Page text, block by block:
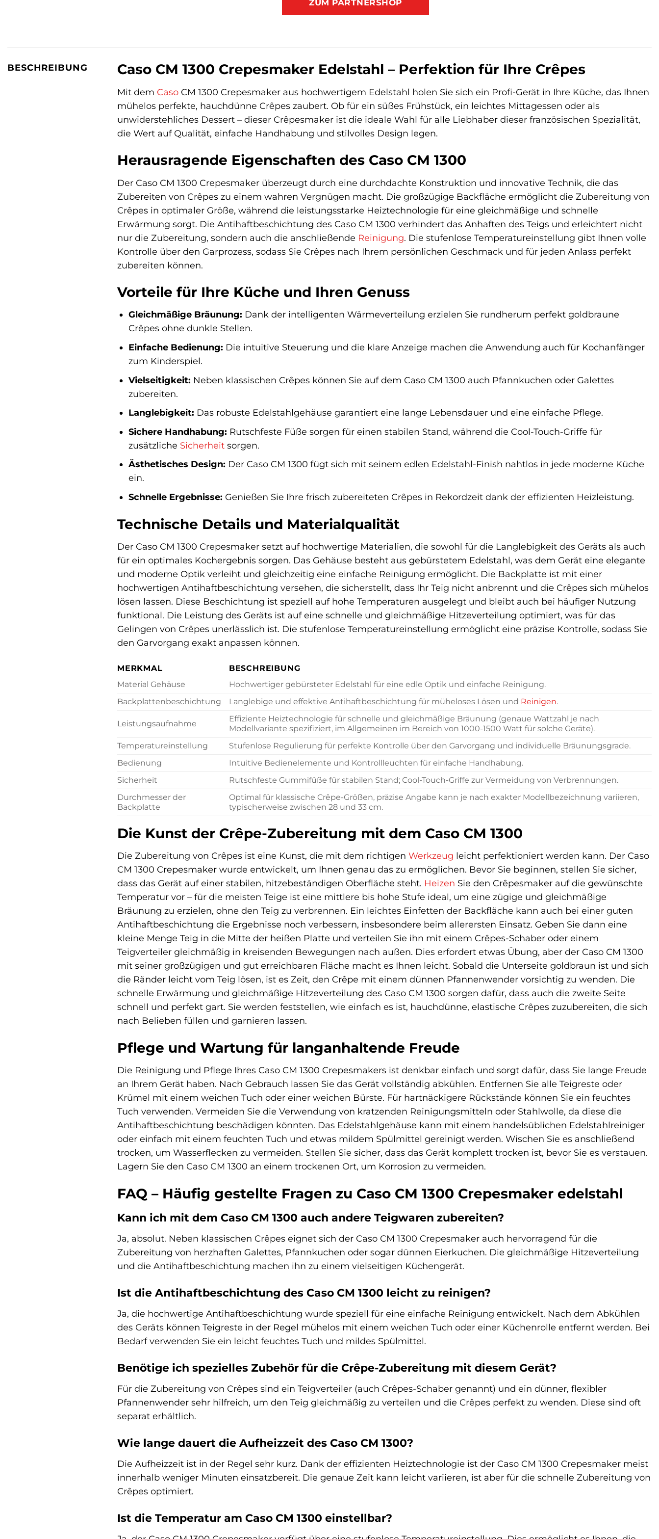
ZUM PARTNERSHOP
BESCHREIBUNG Caso CM 1300 Crepesmaker Edelstahl – Perfektion für Ihre Crêpes
Mit dem Caso CM 1300 Crepesmaker aus hochwertigem Edelstahl holen Sie sich ein Profi-Gerät in Ihre Küche, das Ihnen
mühelos perfekte, hauchdünne Crêpes zaubert. Ob für ein süßes Frühstück, ein leichtes Mittagessen oder als
unwiderstehliches Dessert – dieser Crêpesmaker ist die ideale Wahl für alle Liebhaber dieser französischen Spezialität,
die Wert auf Qualität, einfache Handhabung und stilvolles Design legen.
Herausragende Eigenschaften des Caso CM 1300
Der Caso CM 1300 Crepesmaker überzeugt durch eine durchdachte Konstruktion und innovative Technik, die das
Zubereiten von Crêpes zu einem wahren Vergnügen macht. Die großzügige Backfläche ermöglicht die Zubereitung von
Crêpes in optimaler Größe, während die leistungsstarke Heiztechnologie für eine gleichmäßige und schnelle
Erwärmung sorgt. Die Antihaftbeschichtung des Caso CM 1300 verhindert das Anhaften des Teigs und erleichtert nicht
nur die Zubereitung, sondern auch die anschließende Reinigung. Die stufenlose Temperatureinstellung gibt Ihnen volle
Kontrolle über den Garprozess, sodass Sie Crêpes nach Ihrem persönlichen Geschmack und für jeden Anlass perfekt
zubereiten können.
Vorteile für Ihre Küche und Ihren Genuss
Gleichmäßige Bräunung: Dank der intelligenten Wärmeverteilung erzielen Sie rundherum perfekt goldbraune
Crêpes ohne dunkle Stellen.
Einfache Bedienung: Die intuitive Steuerung und die klare Anzeige machen die Anwendung auch für Kochanfänger
zum Kinderspiel.
Vielseitigkeit: Neben klassischen Crêpes können Sie auf dem Caso CM 1300 auch Pfannkuchen oder Galettes
zubereiten.
Langlebigkeit: Das robuste Edelstahlgehäuse garantiert eine lange Lebensdauer und eine einfache Pflege.
Sichere Handhabung: Rutschfeste Füße sorgen für einen stabilen Stand, während die Cool-Touch-Griffe für
zusätzliche Sicherheitsorgen.
Ästhetisches Design: Der Caso CM 1300 fügt sich mit seinem edlen Edelstahl-Finish nahtlos in jede moderne Küche
ein.
Schnelle Ergebnisse: Genießen Sie Ihre frisch zubereiteten Crêpes in Rekordzeit dank der effizienten Heizleistung.
Technische Details und Materialqualität
Der Caso CM 1300 Crepesmaker setzt auf hochwertige Materialien, die sowohl für die Langlebigkeit des Geräts als auch
für ein optimales Kochergebnis sorgen. Das Gehäuse besteht aus gebürstetem Edelstahl, was dem Gerät eine elegante
und moderne Optik verleiht und gleichzeitig eine einfache Reinigung ermöglicht. Die Backplatte ist mit einer
hochwertigen Antihaftbeschichtung versehen, die sicherstellt, dass Ihr Teig nicht anbrennt und die Crêpes sich mühelos
lösen lassen. Diese Beschichtung ist speziell auf hohe Temperaturen ausgelegt und bleibt auch bei häufiger Nutzung
funktional. Die Leistung des Geräts ist auf eine schnelle und gleichmäßige Hitzeverteilung optimiert, was für das
Gelingen von Crêpes unerlässlich ist. Die stufenlose Temperatureinstellung ermöglicht eine präzise Kontrolle, sodass Sie
den Garvorgang exakt anpassen können.
MERKMAL
BESCHREIBUNG
Material Gehäuse
Hochwertiger gebürsteter Edelstahl für eine edle Optik und einfache Reinigung.
Backplattenbeschichtung
Langlebige und effektive Antihaftbeschichtung für müheloses Lösen und Reinigen.
Leistungsaufnahme
Effiziente Heiztechnologie für schnelle und gleichmäßige Bräunung (genaue Wattzahl je nach
Modellvariante spezifiziert, im Allgemeinen im Bereich von 1000-1500 Watt für solche Geräte).
Temperatureinstellung
Stufenlose Regulierung für perfekte Kontrolle über den Garvorgang und individuelle Bräunungsgrade.
Bedienung
Intuitive Bedienelemente und Kontrollleuchten für einfache Handhabung.
Sicherheit
Rutschfeste Gummifüße für stabilen Stand; Cool-Touch-Griffe zur Vermeidung von Verbrennungen.
Durchmesser der
Backplatte
Optimal für klassische Crêpe-Größen, präzise Angabe kann je nach exakter Modellbezeichnung variieren,
typischerweise zwischen 28 und 33 cm.
Die Kunst der Crêpe-Zubereitung mit dem Caso CM 1300
Die Zubereitung von Crêpes ist eine Kunst, die mit dem richtigen Werkzeug leicht perfektioniert werden kann. Der Caso
CM 1300 Crepesmaker wurde entwickelt, um Ihnen genau das zu ermöglichen. Bevor Sie beginnen, stellen Sie sicher,
dass das Gerät auf einer stabilen, hitzebeständigen Oberfläche steht. Heizen Sie den Crêpesmaker auf die gewünschte
Temperatur vor – für die meisten Teige ist eine mittlere bis hohe Stufe ideal, um eine zügige und gleichmäßige
Bräunung zu erzielen, ohne den Teig zu verbrennen. Ein leichtes Einfetten der Backfläche kann auch bei einer guten
Antihaftbeschichtung die Ergebnisse noch verbessern, insbesondere beim allerersten Einsatz. Geben Sie dann eine
kleine Menge Teig in die Mitte der heißen Platte und verteilen Sie ihn mit einem Crêpes-Schaber oder einem
Teigverteiler gleichmäßig in kreisenden Bewegungen nach außen. Dies erfordert etwas Übung, aber der Caso CM 1300
mit seiner großzügigen und gut erreichbaren Fläche macht es Ihnen leicht. Sobald die Unterseite goldbraun ist und sich
die Ränder leicht vom Teig lösen, ist es Zeit, den Crêpe mit einem dünnen Pfannenwender vorsichtig zu wenden. Die
schnelle Erwärmung und gleichmäßige Hitzeverteilung des Caso CM 1300 sorgen dafür, dass auch die zweite Seite
schnell und perfekt gart. Sie werden feststellen, wie einfach es ist, hauchdünne, elastische Crêpes zuzubereiten, die sich
nach Belieben füllen und garnieren lassen.
Pflege und Wartung für langanhaltende Freude
Die Reinigung und Pflege Ihres Caso CM 1300 Crepesmakers ist denkbar einfach und sorgt dafür, dass Sie lange Freude
an Ihrem Gerät haben. Nach Gebrauch lassen Sie das Gerät vollständig abkühlen. Entfernen Sie alle Teigreste oder
Krümel mit einem weichen Tuch oder einer weichen Bürste. Für hartnäckigere Rückstände können Sie ein feuchtes
Tuch verwenden. Vermeiden Sie die Verwendung von kratzenden Reinigungsmitteln oder Stahlwolle, da diese die
Antihaftbeschichtung beschädigen könnten. Das Edelstahlgehäuse kann mit einem handelsüblichen Edelstahlreiniger
oder einfach mit einem feuchten Tuch und etwas mildem Spülmittel gereinigt werden. Wischen Sie es anschließend
trocken, um Wasserflecken zu vermeiden. Stellen Sie sicher, dass das Gerät komplett trocken ist, bevor Sie es verstauen.
Lagern Sie den Caso CM 1300 an einem trockenen Ort, um Korrosion zu vermeiden.
FAQ – Häufig gestellte Fragen zu Caso CM 1300 Crepesmaker edelstahl
Kann ich mit dem Caso CM 1300 auch andere Teigwaren zubereiten?
Ja, absolut. Neben klassischen Crêpes eignet sich der Caso CM 1300 Crepesmaker auch hervorragend für die
Zubereitung von herzhaften Galettes, Pfannkuchen oder sogar dünnen Eierkuchen. Die gleichmäßige Hitzeverteilung
und die Antihaftbeschichtung machen ihn zu einem vielseitigen Küchengerät.
Ist die Antihaftbeschichtung des Caso CM 1300 leicht zu reinigen?
Ja, die hochwertige Antihaftbeschichtung wurde speziell für eine einfache Reinigung entwickelt. Nach dem Abkühlen
des Geräts können Teigreste in der Regel mühelos mit einem weichen Tuch oder einer Küchenrolle entfernt werden. Bei
Bedarf verwenden Sie ein leicht feuchtes Tuch und mildes Spülmittel.
Benötige ich spezielles Zubehör für die Crêpe-Zubereitung mit diesem Gerät?
Für die Zubereitung von Crêpes sind ein Teigverteiler (auch Crêpes-Schaber genannt) und ein dünner, flexibler
Pfannenwender sehr hilfreich, um den Teig gleichmäßig zu verteilen und die Crêpes perfekt zu wenden. Diese sind oft
separat erhältlich.
Wie lange dauert die Aufheizzeit des Caso CM 1300?
Die Aufheizzeit ist in der Regel sehr kurz. Dank der effizienten Heiztechnologie ist der Caso CM 1300 Crepesmaker meist
innerhalb weniger Minuten einsatzbereit. Die genaue Zeit kann leicht variieren, ist aber für die schnelle Zubereitung von
Crêpes optimiert.
Ist die Temperatur am Caso CM 1300 einstellbar?